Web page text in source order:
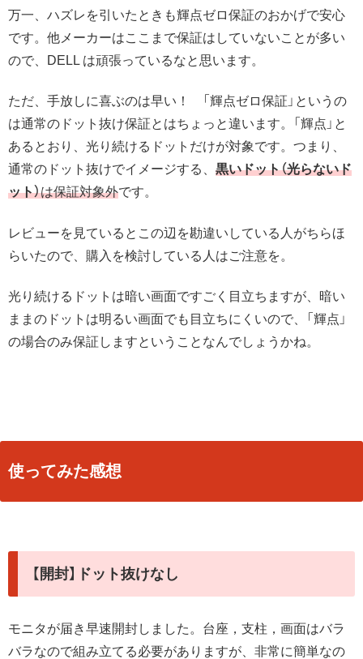
万一、ハズレを引いたときも輝点ゼロ保証のおかげで安心
です。他メーカーはここまで保証はしていないことが多い
ので、DELL は頑張っているなと思います。
ただ、手放しに喜ぶのは早い！ 「輝点ゼロ保証」というの
は通常のドット抜け保証とはちょっと違います。「輝点」と
あるとおり、光り続けるドットだけが対象です。つまり、
通常のドット抜けでイメージする、 黒いドット（光らないド
ット）は保証対象外です。
レビューを見ているとこの辺を勘違いしている人がちらほ
らいたので、購入を検討している人はご注意を。
光り続けるドットは暗い画面ですごく目立ちますが、暗い
ままのドットは明るい画面でも目立ちにくいので、「輝点」
の場合のみ保証しますということなんでしょうかね。
使ってみた感想
【開封】ドット抜けなし
モニタが届き早速開封しました。台座，支柱，画面はバラ
バラなので組み立てる必要がありますが、非常に簡単なの